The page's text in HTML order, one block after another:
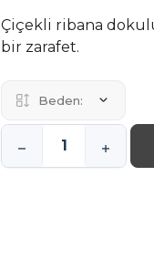
Çiçekli ribana
bir zarafet.
Beden: